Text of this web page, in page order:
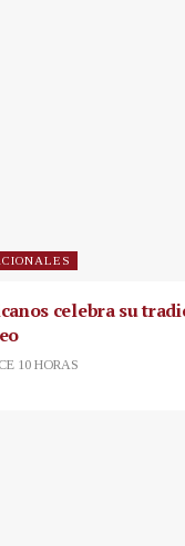
celebra su
10 HORAS